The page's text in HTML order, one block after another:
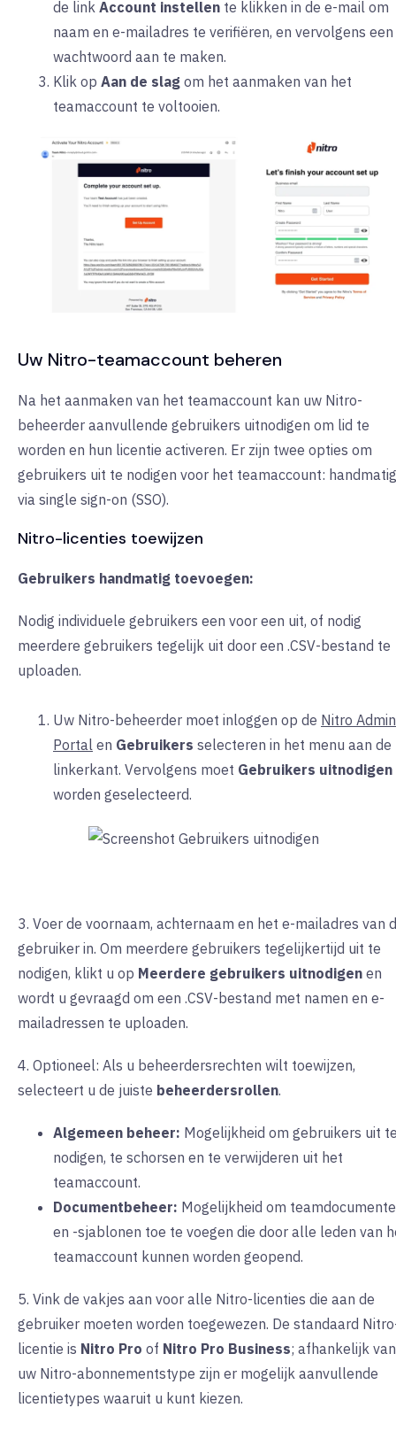
de link Account instellen te klikken in de e-mail om
naam en e-mailadres te verifiëren, en vervolgens een
wachtwoord aan te maken.
Klik op Aan de slag om het aanmaken van het
teamaccount te voltooien.
Uw Nitro-teamaccount beheren
Na het aanmaken van het teamaccount kan uw Nitro-
beheerder aanvullende gebruikers uitnodigen om lid te
worden en hun licentie activeren. Er zijn twee opties om
gebruikers uit te nodigen voor het teamaccount:
via single sign-on (SSO).
Nitro-licenties toewijzen
Gebruikers handmatig toevoegen:
Nodig individuele gebruikers een voor een uit, of nodig
meerdere gebruikers tegelijk uit door een .CSV-bestand te
uploaden.
Uw Nitro-beheerder moet inloggen op de Nitro Admin
Portal en Gebruikers selecteren in het menu aan de
linkerkant. Vervolgens moet Gebruikers uitnodigen
worden geselecteerd.
3. Voer de voornaam, achternaam en het e-mailadres van
gebruiker in. Om meerdere gebruikers tegelijkertijd uit te
nodigen, klikt u op Meerdere gebruikers uitnodigen en
wordt u gevraagd om een .CSV-bestand met namen en e-
mailadressen te uploaden.
4. Optioneel: Als u beheerdersrechten wilt toewijzen,
selecteert u de juiste beheerdersrollen.
Algemeen beheer: Mogelijkheid om gebruikers uit
nodigen, te schorsen en te verwijderen uit het
teamaccount.
Documentbeheer: Mogelijkheid om
en -sjablonen toe te voegen die door alle leden van
teamaccount kunnen worden geopend.
5. Vink de vakjes aan voor alle Nitro-licenties die aan de
gebruiker moeten worden toegewezen. De standaard
licentie is Nitro Pro of Nitro Pro Business; afhankelijk van
uw Nitro-abonnementstype zijn er mogelijk aanvullende
licentietypes waaruit u kunt kiezen.